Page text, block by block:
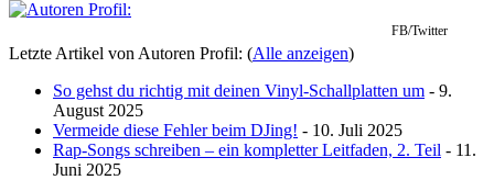
FB/Twitter
Letzte Artikel von Autoren Profil: (Alle anzeigen)
So gehst du richtig mit deinen Vinyl-Schallplatten um - 9.
August 2025
Vermeide diese Fehler beim DJing! - 10. Juli 2025
Rap-Songs schreiben – ein kompletter Leitfaden, 2. Teil - 11.
Juni 2025